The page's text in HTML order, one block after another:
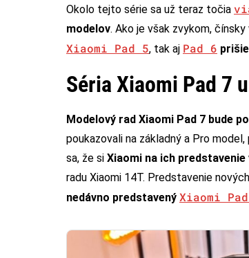
Okolo tejto série sa už teraz točia
modelov. Ako je však zvykom,
Xiaomi Pad 5, tak aj Pad 6
Séria Xiaomi Pad 7
Modelový rad Xiaomi Pad 7 bude
poukazovali na základný a Pro
sa, že si Xiaomi na ich
radu Xiaomi 14T. Predstavenie
nedávno predstavený Xiaomi